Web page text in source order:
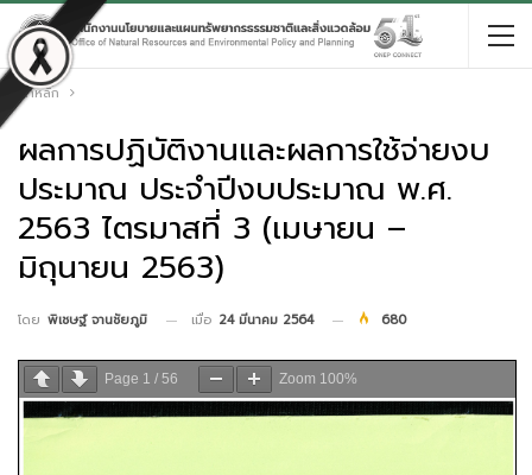
หน้าหลัก
ผลการปฏิบัติงานและผลการใช้จ่ายงบ
ประมาณ ประจำปีงบประมาณ พ.ศ.
2563 ไตรมาสที่ 3 (เมษายน –
มิถุนายน 2563)
โดย พิเชษฐ์ จานชัยภูมิ เมื่อ 24 มีนาคม 2564 680
Page 1 / 56 Zoom 100%